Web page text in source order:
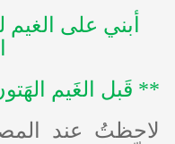
أبني على
** قَبل الغَيم
لاحظتُ عند